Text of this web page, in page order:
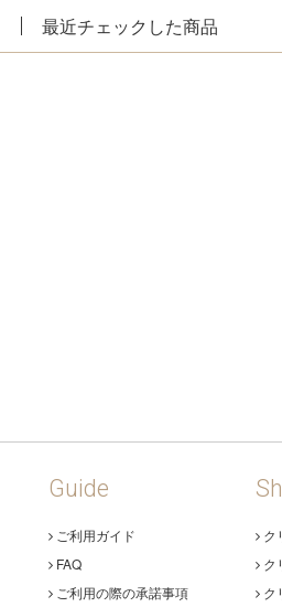
最近チェックした商品
Guide
ご利用ガイド
FAQ
ご利用の際の承諾事項
ク
ク
ク